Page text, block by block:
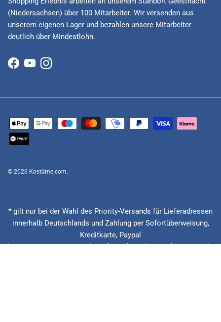
(Niedersachsen) über 100 Mitarbeiter. Wir versenden aus
unserem eigenen Lager und bezahlen unsere Mitarbeiter
deutlich über Mindestlohn.
Facebook
YouTubeInstagram
© 2026 Kostüme.com.
* gilt nur bei der Wahl des Priority-Versands für Lieferadressen
innerhalb Deutschlands und Zahlung per Sofortüberweisung,
Kreditkarte, Paypal
(Feiertage ausgenommen), Lieferzeitberechnung ab Eingang der